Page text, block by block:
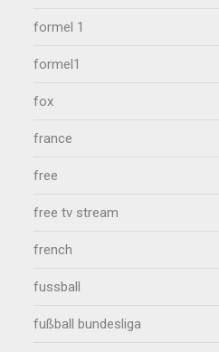
formel 1
formel1
fox
france
free
free tv stream
french
fussball
fußball bundesliga